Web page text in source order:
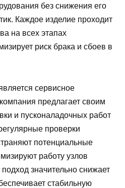
без снижения его
Каждое изделие проходит
на всех этапах
риск брака и сбоев в
сервисное
предлагает своим
и пусконаладочных работ
проверки
потенциальные
работу узлов
значительно снижает
стабильную